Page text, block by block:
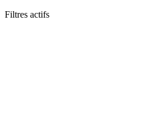
Filtres actifs